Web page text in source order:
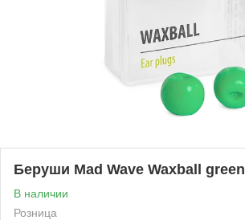
Беруши Mad Wave Waxball green
В наличии
Розница